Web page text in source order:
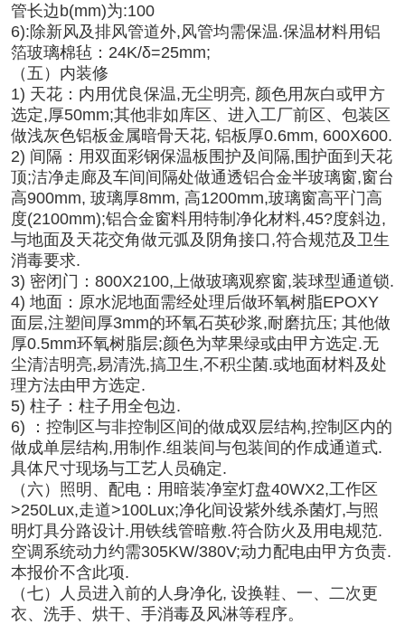
管长边b(mm)为:100
6):除新风及排风管道外,风管均需保温.保温材料用铝
箔玻璃棉毡：24K/δ=25mm;
（五）内装修
1) 天花：内用优良保温,无尘明亮, 颜色用灰白或甲方
选定,厚50mm;其他非如库区、进入工厂前区、包装区
做浅灰色铝板金属暗骨天花, 铝板厚0.6mm, 600X600.
2) 间隔：用双面彩钢保温板围护及间隔,围护面到天花
顶;洁净走廊及车间间隔处做通透铝合金半玻璃窗,窗台
高900mm, 玻璃厚8mm, 高1200mm,玻璃窗高平门高
度(2100mm);铝合金窗料用特制净化材料,45?度斜边,
与地面及天花交角做元弧及阴角接口,符合规范及卫生
消毒要求.
3) 密闭门：800X2100,上做玻璃观察窗,装球型通道锁.
4) 地面：原水泥地面需经处理后做环氧树脂EPOXY
面层,注塑间厚3mm的环氧石英砂浆,耐磨抗压; 其他做
厚0.5mm环氧树脂层;颜色为苹果绿或由甲方选定.无
尘清洁明亮,易清洗,搞卫生,不积尘菌.或地面材料及处
理方法由甲方选定.
5) 柱子：柱子用全包边.
6) ：控制区与非控制区间的做成双层结构,控制区内的
做成单层结构,用制作.组装间与包装间的作成通道式.
具体尺寸现场与工艺人员确定.
（六）照明、配电：用暗装净室灯盘40WX2,工作区
>250Lux,走道>100Lux;净化间设紫外线杀菌灯,与照
明灯具分路设计.用铁线管暗敷.符合防火及用电规范.
空调系统动力约需305KW/380V;动力配电由甲方负责.
本报价不含此项.
（七）人员进入前的人身净化, 设换鞋、一、二次更
衣、洗手、烘干、手消毒及风淋等程序。